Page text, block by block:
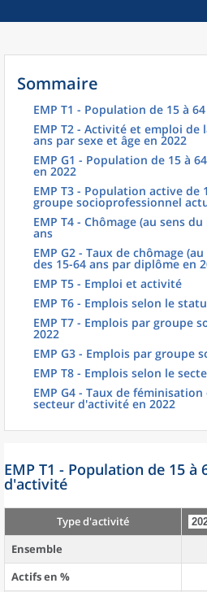
Sommaire
EMP T1 - Population de 15 à
EMP T2 - Activité et emploi de
ans par sexe et âge en 2022
EMP G1 - Population de 15 à
en 2022
EMP T3 - Population active de
groupe socioprofessionnel
EMP T4 - Chômage (au sens
ans
EMP G2 - Taux de chômage
des 15-64 ans par diplôme en
EMP T5 - Emploi et activité
EMP T6 - Emplois selon le
EMP T7 - Emplois par groupe
2022
EMP G3 - Emplois par groupe
EMP T8 - Emplois selon le
EMP G4 - Taux de
secteur d'activité en 2022
EMP T1 - Population de 15 à
d'activité
Type d'activité
Ensemble
Actifs en %